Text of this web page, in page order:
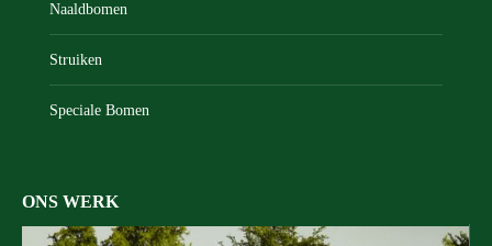
Naaldbomen
Struiken
Speciale Bomen
ONS WERK